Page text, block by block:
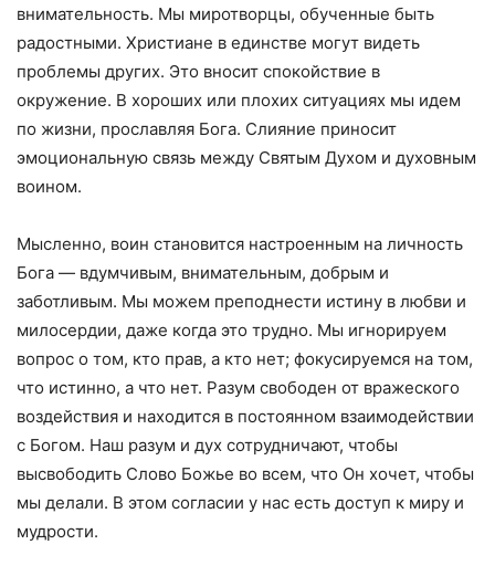
внимательность. Мы миротворцы, обученные быть
радостными. Христиане в единстве могут видеть
проблемы других. Это вносит спокойствие в
окружение. В хороших или плохих ситуациях мы идем
по жизни, прославляя Бога. Слияние приносит
эмоциональную связь между Святым Духом и духовным
воином.
Мысленно, воин становится настроенным на личность
Бога — вдумчивым, внимательным, добрым и
заботливым. Мы можем преподнести истину в любви и
милосердии, даже когда это трудно. Мы игнорируем
вопрос о том, кто прав, а кто нет; фокусируемся на том,
что истинно, а что нет. Разум свободен от вражеского
воздействия и находится в постоянном взаимодействии
с Богом. Наш разум и дух сотрудничают, чтобы
высвободить Слово Божье во всем, что Он хочет, чтобы
мы делали. В этом согласии у нас есть доступ к миру и
мудрости.